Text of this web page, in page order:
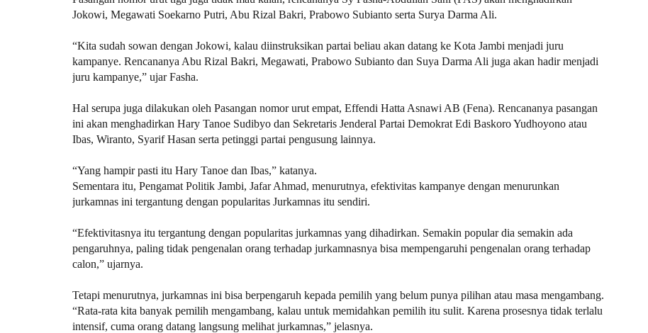
Jokowi, Megawati Soekarno Putri, Abu Rizal Bakri, Prabowo Subianto serta Surya Darma Ali.
“Kita sudah sowan dengan Jokowi, kalau diinstruksikan partai beliau akan datang ke Kota Jambi menjadi juru
kampanye. Rencananya Abu Rizal Bakri, Megawati, Prabowo Subianto dan Suya Darma Ali juga akan hadir menjadi
juru kampanye,” ujar Fasha.
Hal serupa juga dilakukan oleh Pasangan nomor urut empat, Effendi Hatta Asnawi AB (Fena). Rencananya pasangan
ini akan menghadirkan Hary Tanoe Sudibyo dan Sekretaris Jenderal Partai Demokrat Edi Baskoro Yudhoyono atau
Ibas, Wiranto, Syarif Hasan serta petinggi partai pengusung lainnya.
“Yang hampir pasti itu Hary Tanoe dan Ibas,” katanya.
Sementara itu, Pengamat Politik Jambi, Jafar Ahmad, menurutnya, efektivitas kampanye dengan menurunkan
jurkamnas ini tergantung dengan popularitas Jurkamnas itu sendiri.
“Efektivitasnya itu tergantung dengan popularitas jurkamnas yang dihadirkan. Semakin popular dia semakin ada
pengaruhnya, paling tidak pengenalan orang terhadap jurkamnasnya bisa mempengaruhi pengenalan orang terhadap
calon,” ujarnya.
Tetapi menurutnya, jurkamnas ini bisa berpengaruh kepada pemilih yang belum punya pilihan atau masa mengambang.
“Rata-rata kita banyak pemilih mengambang, kalau untuk memidahkan pemilih itu sulit. Karena prosesnya tidak terlalu
intensif, cuma orang datang langsung melihat jurkamnas,” jelasnya.